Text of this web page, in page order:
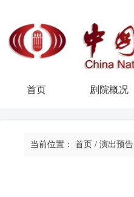
首页 剧院概况
当前位置： 首页 / 演出预告